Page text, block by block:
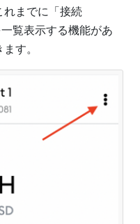
れまでに「接続
覧表示する機能があ
す。